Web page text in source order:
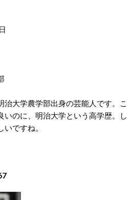
治大学農学部出身の芸能人です。こ
いのに、明治大学という高学歴。し
ですね。